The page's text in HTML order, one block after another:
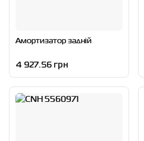
Амортизатор задній
4 927.56 грн